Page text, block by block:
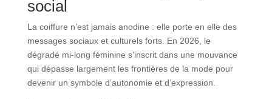
social
La coiffure n’est jamais anodine : elle porte en elle des
messages sociaux et culturels forts. En 2026, le
dégradé mi-long féminine s’inscrit dans une mouvance
qui dépasse largement les frontières de la mode pour
devenir un symbole d’autonomie et d’expression.